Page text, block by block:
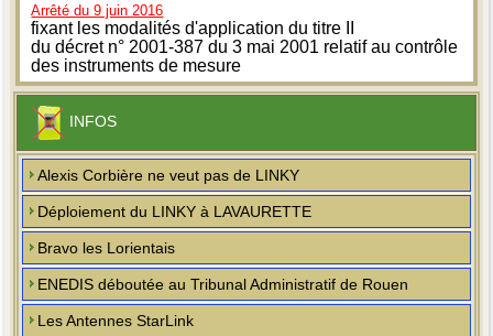
Arrêté du 9 juin 2016
fixant les modalités d'application du titre II
du décret n° 2001-387 du 3 mai 2001 relatif au contrôle
des instruments de mesure
INFOS
Alexis Corbière ne veut pas de LINKY
Déploiement du LINKY à LAVAURETTE
Bravo les Lorientais
ENEDIS déboutée au Tribunal Administratif de Rouen
Les Antennes StarLink